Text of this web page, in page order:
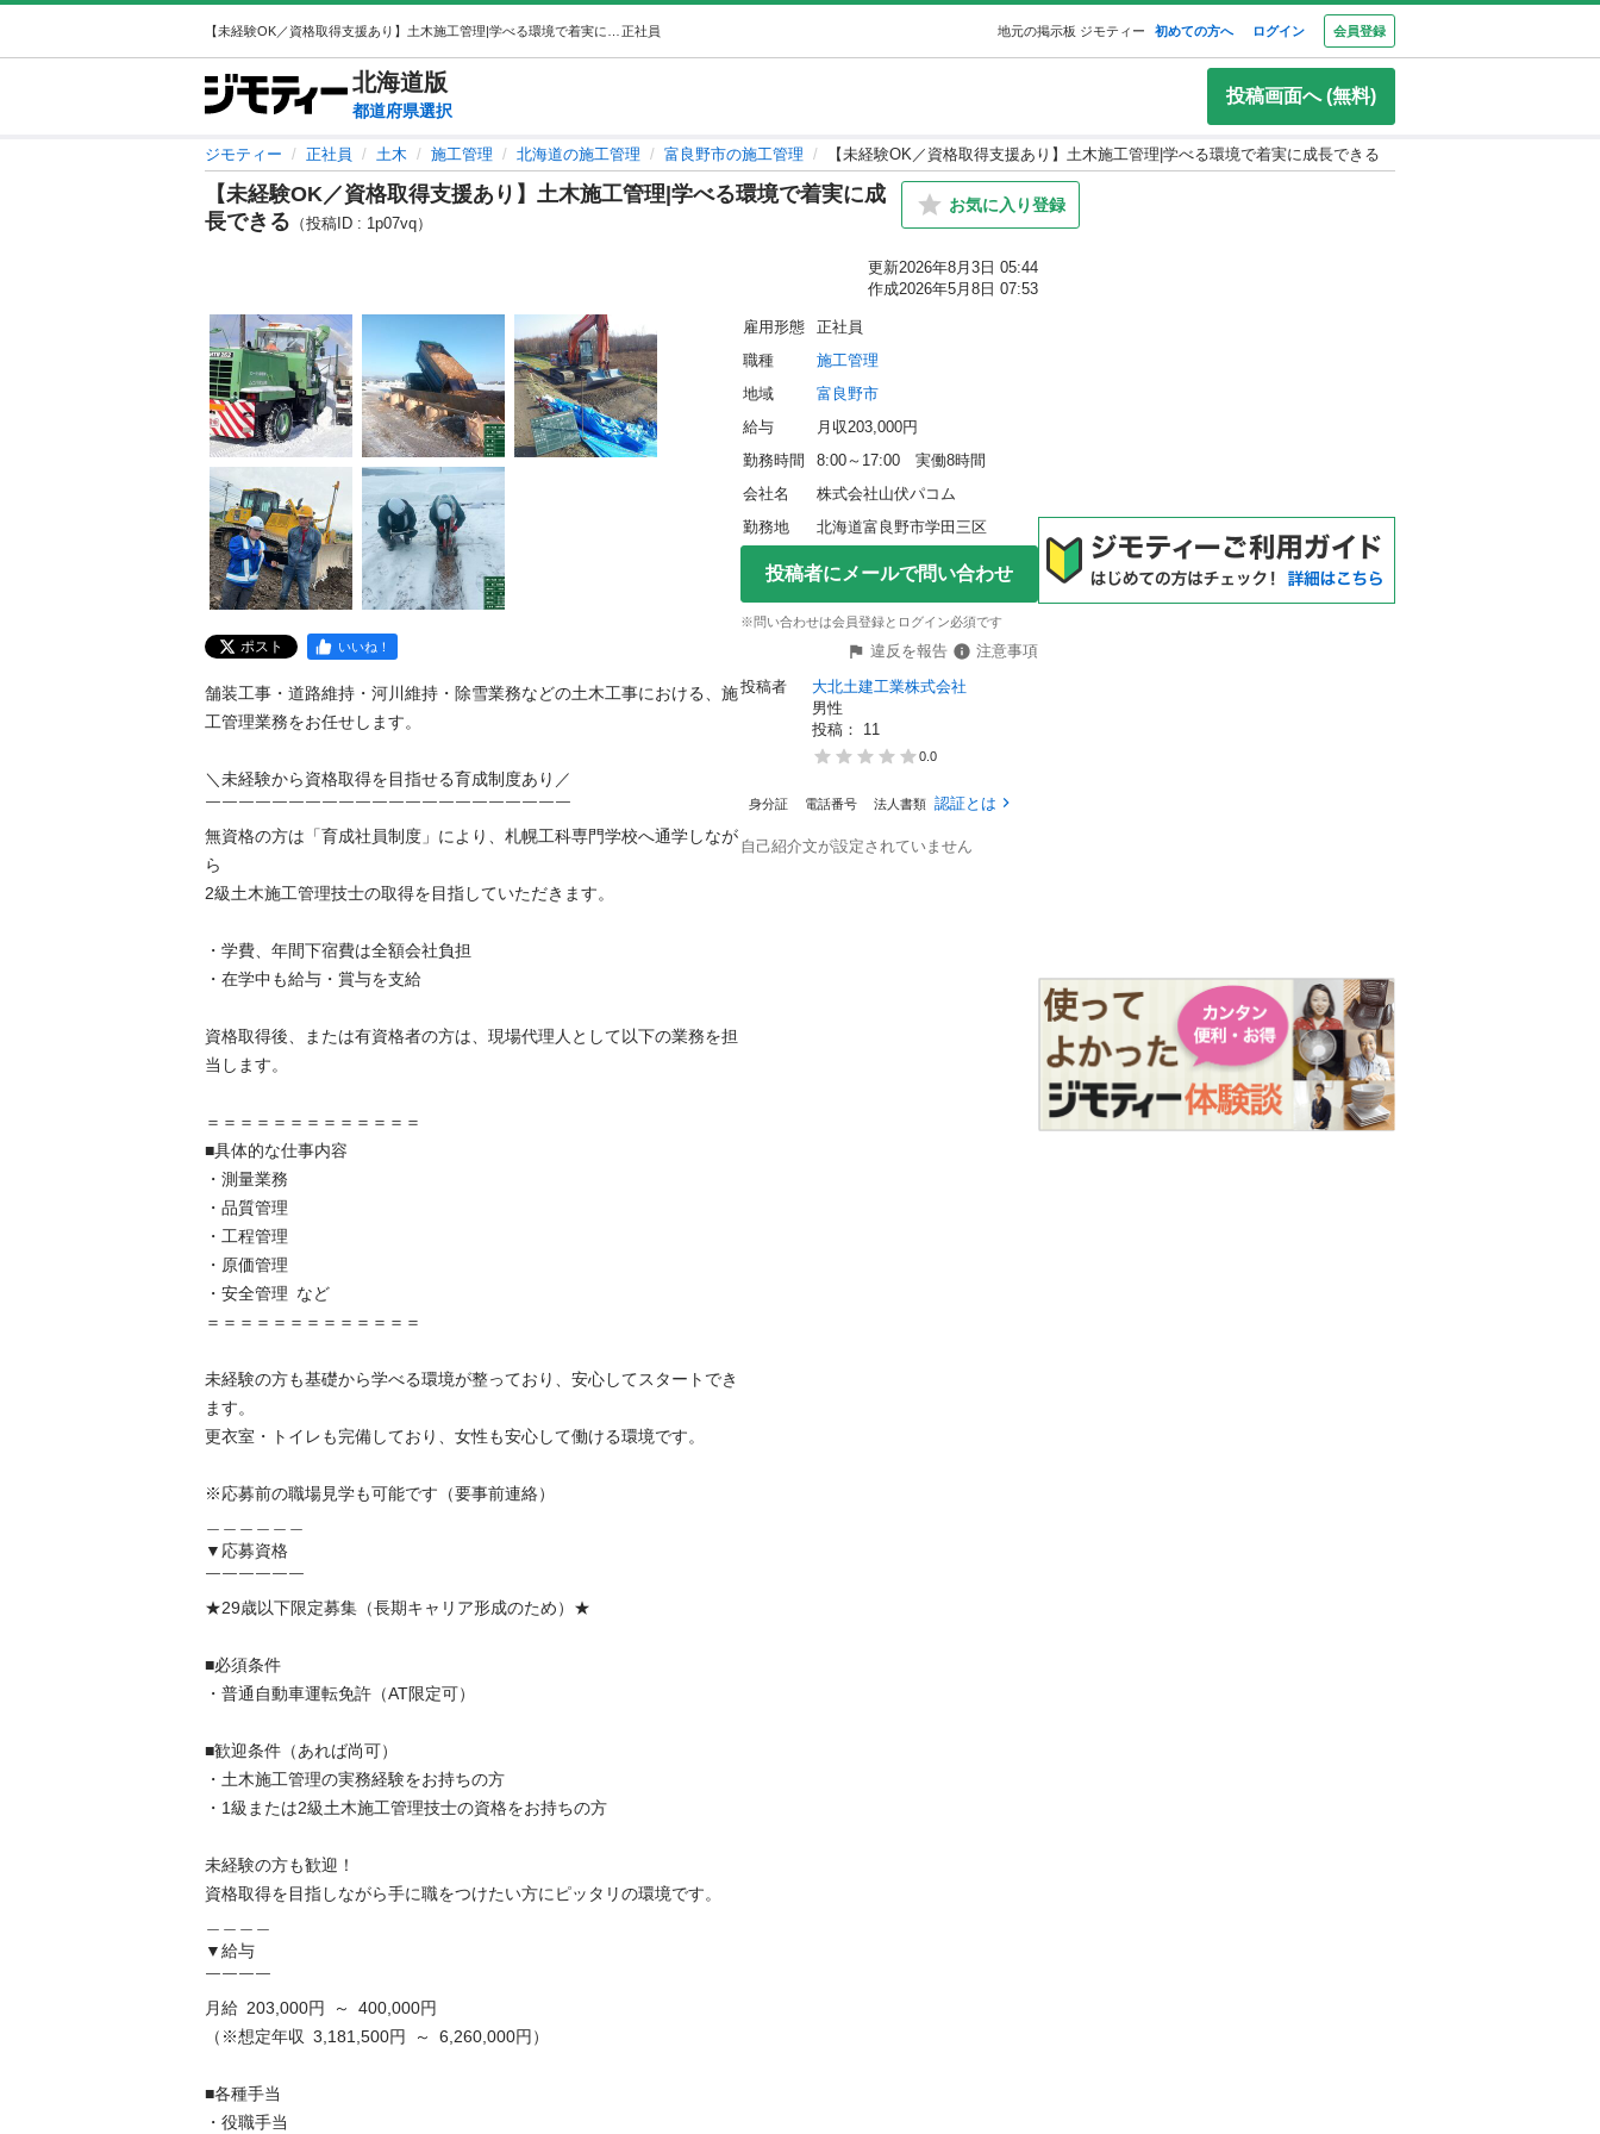
正社員 地元の掲示板 ジモティー 初めての方へ ログイン 会員登録
北海道版
都道府県選択
投稿画面へ (無料)
ジモティー 正社員 土木 施工管理 北海道の施工管理 富良野市の施工管理 【未経験OK／資格取得支援あり】土木施工管理|学べる環境で着実に成長できる
【未経験OK／資格取得支援あり】土木施工管理|学べる環境で着実に成
長できる （投稿ID : 1p07vq）
お気に入り登録
更新2026年8月3日 05:44
作成2026年5月8日 07:53
ポスト いいね！
舗装工事・道路維持・河川維持・除雪業務などの土木工事における、施
工管理業務をお任せします。
＼未経験から資格取得を目指せる育成制度あり／
￣￣￣￣￣￣￣￣￣￣￣￣￣￣￣￣￣￣￣￣￣￣
無資格の方は「育成社員制度」により、札幌工科専門学校へ通学しなが
ら
2級土木施工管理技士の取得を目指していただきます。
・学費、年間下宿費は全額会社負担
・在学中も給与・賞与を支給
資格取得後、または有資格者の方は、現場代理人として以下の業務を担
当します。
＝＝＝＝＝＝＝＝＝＝＝＝＝
■具体的な仕事内容
・測量業務
・品質管理
・工程管理
・原価管理
・安全管理 など
＝＝＝＝＝＝＝＝＝＝＝＝＝
未経験の方も基礎から学べる環境が整っており、安心してスタートでき
ます。
更衣室・トイレも完備しており、女性も安心して働ける環境です。
※応募前の職場見学も可能です（要事前連絡）
▼応募資格
￣￣￣￣￣￣
★29歳以下限定募集（長期キャリア形成のため）★
■必須条件
・普通自動車運転免許（AT限定可）
■歓迎条件（あれば尚可）
・土木施工管理の実務経験をお持ちの方
・1級または2級土木施工管理技士の資格をお持ちの方
未経験の方も歓迎！
資格取得を目指しながら手に職をつけたい方にピッタリの環境です。
▼給与
￣￣￣￣
月給 203,000円 ～ 400,000円
（※想定年収 3,181,500円 ～ 6,260,000円）
■各種手当
・役職手当
雇用形態
正社員
職種
施工管理
地域
富良野市
給与
月収203,000円
勤務時間
8:00～17:00　実働8時間
会社名
株式会社山伏パコム
勤務地
北海道富良野市学田三区
投稿者にメールで問い合わせ
※問い合わせは会員登録とログイン必須です
違反を報告
注意事項
投稿者
大北土建工業株式会社
男性
投稿： 11
0.0
身分証 電話番号 法人書類 認証とは
自己紹介文が設定されていません